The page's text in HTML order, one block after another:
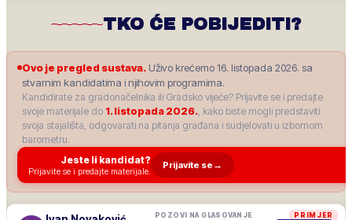
TKO ĆE POBIJEDITI?
Ovo je pregled sustava. Uživo krećemo 16. listopada 2026. sa
stvarnim kandidatima i njihovim programima.
Kandidirate za gradonačelnika ili Gradsko vijeće? Prijavite se i predajte
svoje materijale do 1. listopada 2026., kako biste mogli predstaviti
svoja stajališta, odgovarati na pitanja građana i sudjelovati u izbornom
barometru.
Jeste li kandidat?
Prijavite se i predajte materijale.
Prijavite se →
PRIMJER
POZOVI NA GLASOVANJE